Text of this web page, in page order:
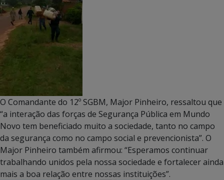
O Comandante do 12º SGBM, Major Pinheiro, ressaltou que
“a interação das forças de Segurança Pública em Mundo
Novo tem beneficiado muito a sociedade, tanto no campo
da segurança como no campo social e prevencionista”. O
Major Pinheiro também afirmou: “Esperamos continuar
trabalhando unidos pela nossa sociedade e fortalecer ainda
mais a boa relação entre nossas instituições”.